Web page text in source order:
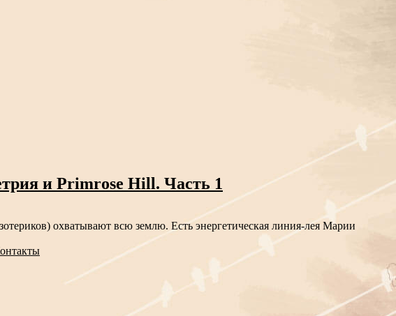
и Primrose Hill. Часть 1
охватывают всю землю. Есть энергетическая линия-лея Марии